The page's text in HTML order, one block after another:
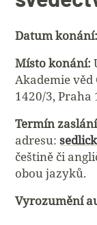
Datum konání:
Místo konání:
Akademie
1420/3, Praha
Termín
adresu:
češtině či
obou jazyků.
Vyrozumění